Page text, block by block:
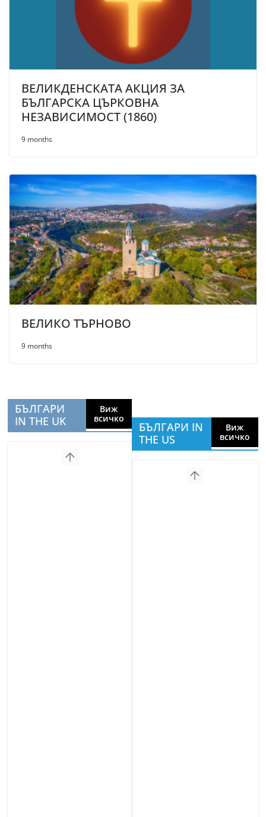
ВЕЛИКДЕНСКАТА АКЦИЯ ЗА
БЪЛГАРСКА ЦЪРКОВНА
НЕЗАВИСИМОСТ (1860)
9 months
ВЕЛИКО ТЪРНОВО
9 months
БЪЛГАРИ
IN THE UK
Виж
всичко
БЪЛГАРИ IN
THE US
Виж
всичко